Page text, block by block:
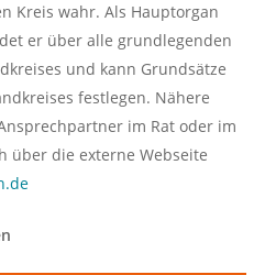
Kreis wahr. Als Hauptorgan
er über alle grundlegenden
und kann Grundsätze
festlegen. Nähere
im Rat oder im
über die externe Webseite